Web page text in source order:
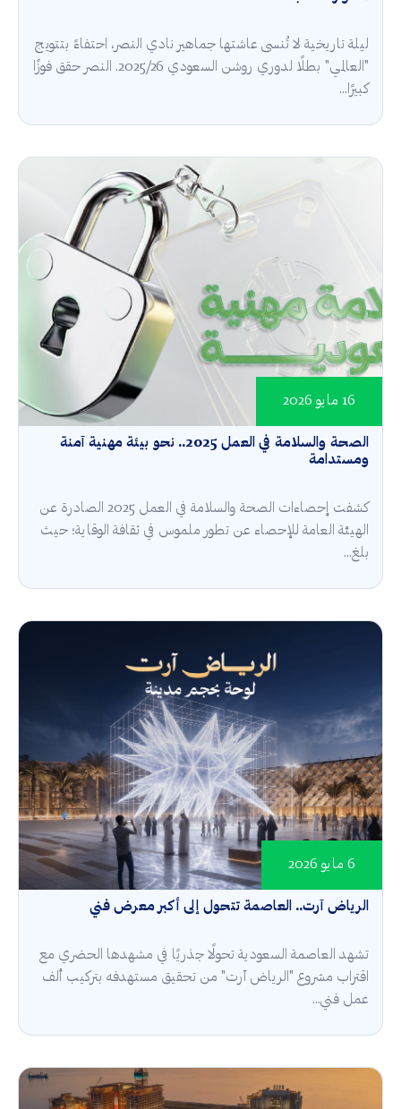
ليلة تاريخية لا تُنسى عاشتها جماهير نادي النصر، احتفاءً بتتويج
"العالمي" بطلًا لدوري روشن السعودي 2025/26. النصر حقق فوزًا
كبيرًا...
الصحة والسلامة في العمل 2025.. نحو بيئة مهنية آمنة
ومستدامة
16 مايو 2026
كشفت إحصاءات الصحة والسلامة في العمل 2025 الصادرة عن
الهيئة العامة للإحصاء عن تطور ملموس في ثقافة الوقاية؛ حيث
بلغ...
الرياض آرت.. العاصمة تتحول إلى أكبر معرض فني
6 مايو 2026
تشهد العاصمة السعودية تحولًا جذريًا في مشهدها الحضري مع
اقتراب مشروع "الرياض آرت" من تحقيق مستهدفه بتركيب ألف
عمل فني...